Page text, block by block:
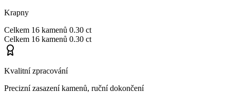
Krapny
Celkem 16 kamenů 0.30 ct
Celkem 16 kamenů 0.30 ct
Kvalitní zpracování
Precizní zasazení kamenů, ruční dokončení